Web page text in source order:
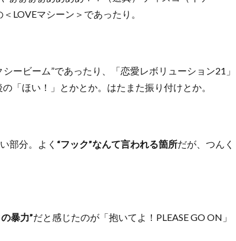
LOVEマシーン＞であったり。
ービーム”であったり、「恋愛レボリューション21」
「ほい！」とかとか。はたまた振り付けとか。
部分。よく “フック”なんて言われる箇所だが、つんく
暴力”だと感じたのが「抱いてよ！PLEASE GO ON」